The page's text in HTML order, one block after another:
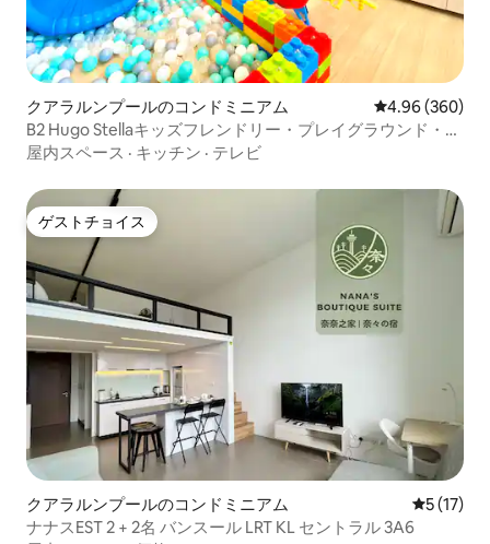
クアラルンプールのコンドミニアム レビュー360
4.96 (360)
B2 Hugo Stellaキッズフレンドリー・プレイグラウンド・バ
ンクベッド
屋内スペース · キッチン · テレビ
ゲストチョイス
ゲストチョイス
クアラルンプールのコンドミニアム レビュー
5 (17)
ナナスEST 2 + 2名 バンスール LRT KL セントラル 3A6